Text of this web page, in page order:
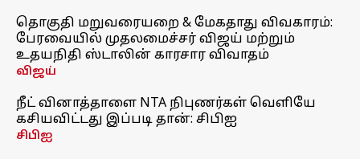
தொகுதி மறுவரையறை & மேகதாது விவகாரம்:
பேரவையில் முதலமைச்சர் விஜய் மற்றும்
உதயநிதி ஸ்டாலின் காரசார விவாதம்
விஜய்
நீட் வினாத்தாளை NTA நிபுணர்கள் வெளியே
கசியவிட்டது இப்படி தான்: சிபிஐ
சிபிஐ